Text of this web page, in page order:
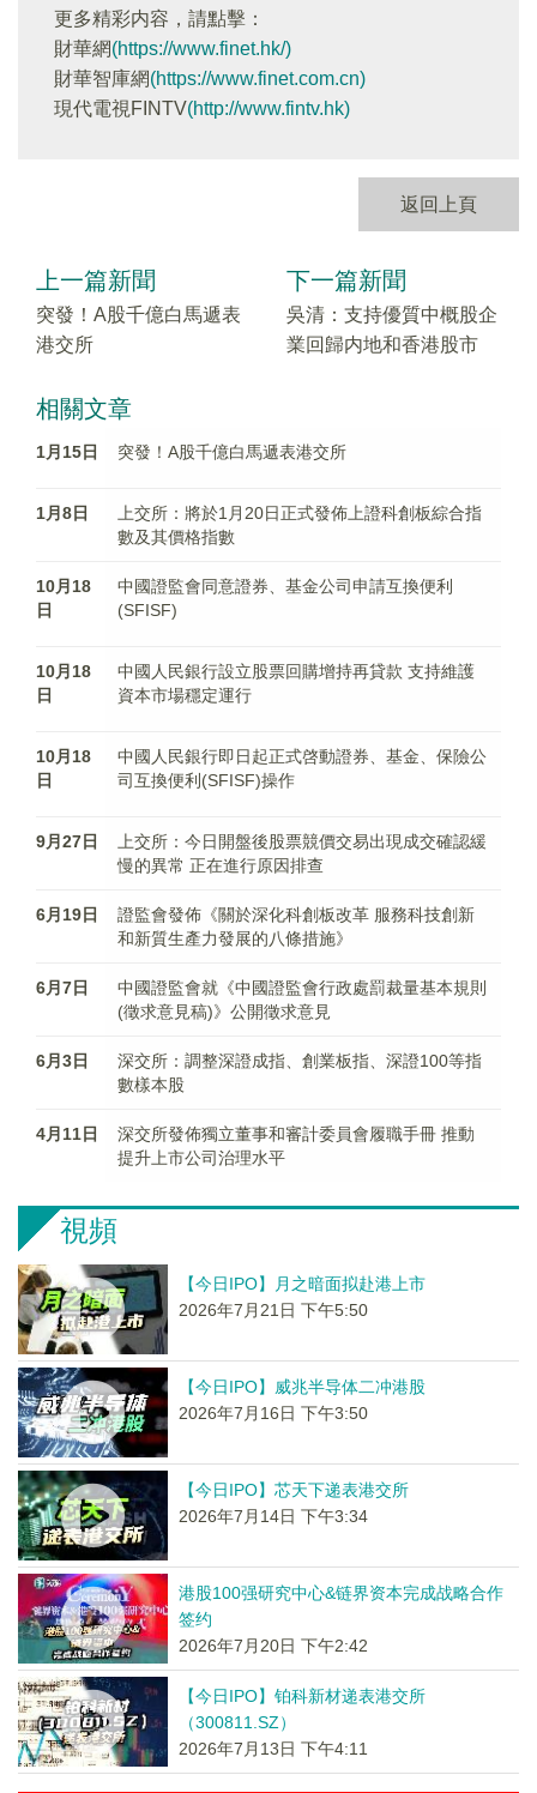
更多精彩内容，請點擊：
財華網(https://www.finet.hk/)
財華智庫網(https://www.finet.com.cn)
現代電視FINTV(http://www.fintv.hk)
返回上頁
上一篇新聞
突發！A股千億白馬遞表
港交所
下一篇新聞
吳清：支持優質中概股企
業回歸内地和香港股市
相關文章
1月15日 突發！A股千億白馬遞表港交所
1月8日
上交所：將於1月20日正式發佈上證科創板綜合指
數及其價格指數
10月18
日
中國證監會同意證券、基金公司申請互換便利
(SFISF)
10月18
日
中國人民銀行設立股票回購增持再貸款 支持維護
資本市場穩定運行
10月18
日
中國人民銀行即日起正式啓動證券、基金、保險公
司互換便利(SFISF)操作
9月27日
上交所：今日開盤後股票競價交易出現成交確認緩
慢的異常 正在進行原因排查
6月19日
證監會發佈《關於深化科創板改革 服務科技創新
和新質生產力發展的八條措施》
6月7日
中國證監會就《中國證監會行政處罰裁量基本規則
(徵求意見稿)》公開徵求意見
6月3日
深交所：調整深證成指、創業板指、深證100等指
數樣本股
4月11日
深交所發佈獨立董事和審計委員會履職手冊 推動
提升上市公司治理水平
視頻
【今日IPO】月之暗面拟赴港上市
2026年7月21日 下午5:50
【今日IPO】威兆半导体二冲港股
2026年7月16日 下午3:50
【今日IPO】芯天下递表港交所
2026年7月14日 下午3:34
港股100强研究中心&链界资本完成战略合作
签约
2026年7月20日 下午2:42
【今日IPO】铂科新材递表港交所
（300811.SZ）
2026年7月13日 下午4:11